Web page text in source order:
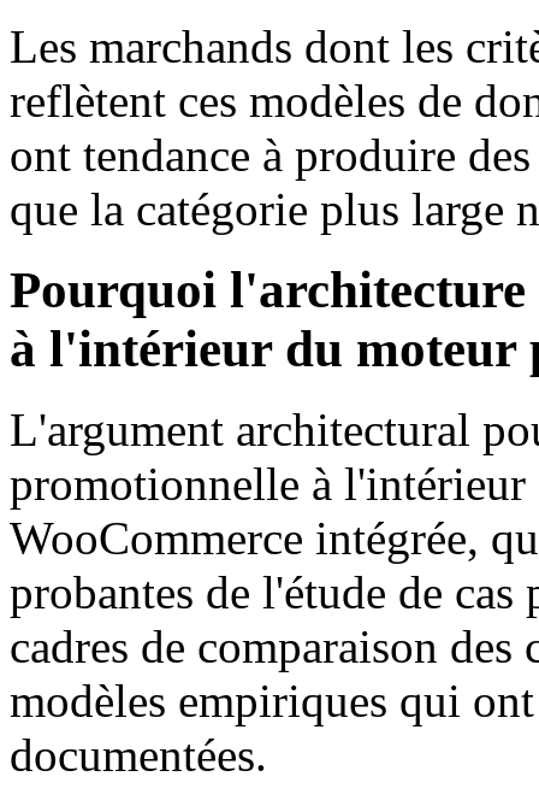
Les marchands dont les
reflètent ces modèles de
ont tendance à produire
que la catégorie plus large
Pourquoi l'architecture
à l'intérieur du moteur
L'argument architectural
promotionnelle à
WooCommerce intégrée,
probantes de l'étude de
cadres de comparaison
modèles empiriques qui ont
documentées.